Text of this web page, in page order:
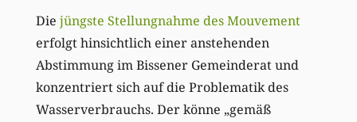
Die jüngste Stellungnahme des Mouvement
erfolgt hinsichtlich einer anstehenden
Abstimmung im Bissener Gemeinderat und
konzentriert sich auf die Problematik des
Wasserverbrauchs. Der könne „gemäß